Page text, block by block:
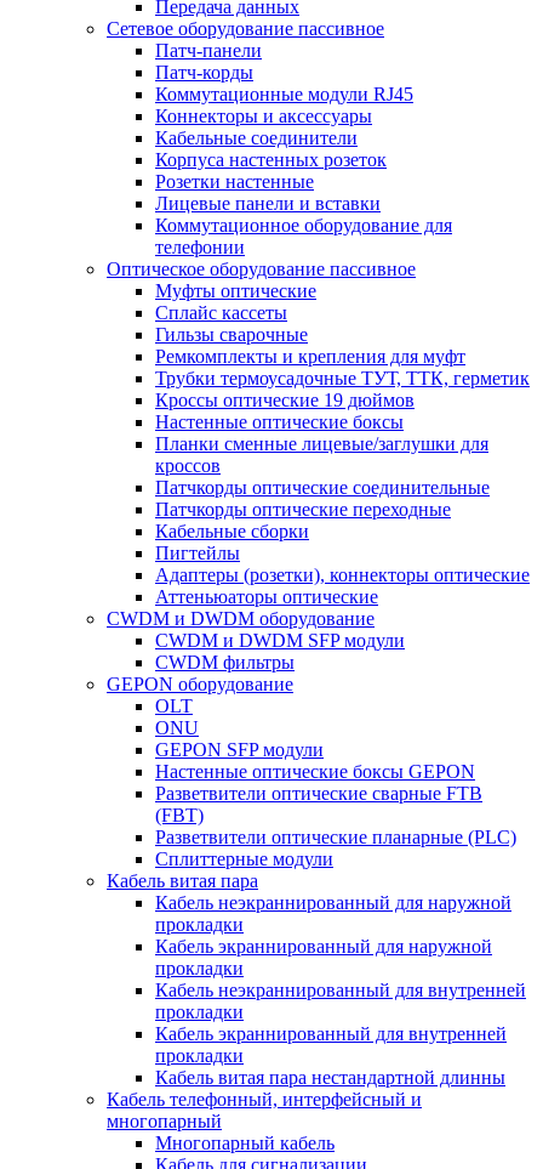
Передача данных
Сетевое оборудование пассивное
Патч-панели
Патч-корды
Коммутационные модули RJ45
Коннекторы и аксессуары
Кабельные соединители
Корпуса настенных розеток
Розетки настенные
Лицевые панели и вставки
Коммутационное оборудование для
телефонии
Оптическое оборудование пассивное
Муфты оптические
Сплайс кассеты
Гильзы сварочные
Ремкомплекты и крепления для муфт
Трубки термоусадочные ТУТ, ТТК, герметик
Кроссы оптические 19 дюймов
Настенные оптические боксы
Планки сменные лицевые/заглушки для
кроссов
Патчкорды оптические соединительные
Патчкорды оптические переходные
Кабельные сборки
Пигтейлы
Адаптеры (розетки), коннекторы оптические
Аттеньюаторы оптические
CWDM и DWDM оборудование
CWDM и DWDM SFP модули
CWDM фильтры
GEPON оборудование
OLT
ONU
GEPON SFP модули
Настенные оптические боксы GEPON
Разветвители оптические сварные FTB
(FBT)
Разветвители оптические планарные (PLC)
Сплиттерные модули
Кабель витая пара
Кабель неэкраннированный для наружной
прокладки
Кабель экраннированный для наружной
прокладки
Кабель неэкраннированный для внутренней
прокладки
Кабель экраннированный для внутренней
прокладки
Кабель витая пара нестандартной длинны
Кабель телефонный, интерфейсный и
многопарный
Многопарный кабель
Кабель для сигнализации